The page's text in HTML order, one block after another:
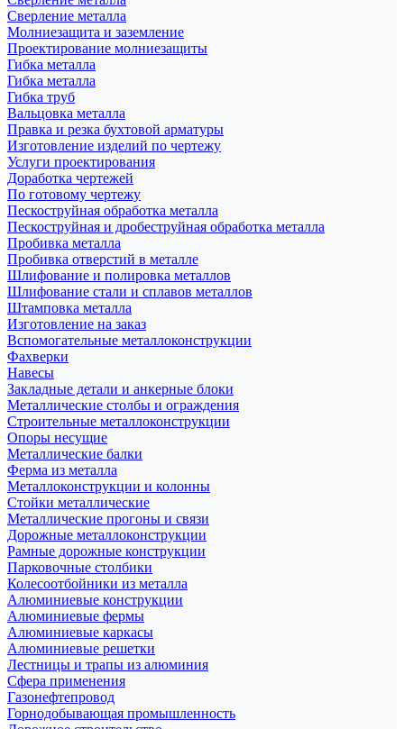
Сверление металла
Молниезащита и заземление
Проектирование молниезащиты
Гибка металла
Гибка металла
Гибка труб
Вальцовка металла
Правка и резка бухтовой арматуры
Изготовление изделий по чертежу
Услуги проектирования
Доработка чертежей
По готовому чертежу
Пескоструйная обработка металла
Пескоструйная и дробеструйная обработка металла
Пробивка металла
Пробивка отверстий в металле
Шлифование и полировка металлов
Шлифование стали и сплавов металлов
Штамповка металла
Изготовление на заказ
Вспомогательные металлоконструкции
Фахверки
Навесы
Закладные детали и анкерные блоки
Металлические столбы и ограждения
Строительные металлоконструкции
Опоры несущие
Металлические балки
Ферма из металла
Металлоконструкции и колонны
Стойки металлические
Металлические прогоны и связи
Дорожные металлоконструкции
Рамные дорожные конструкции
Парковочные столбики
Колесоотбойники из металла
Алюминиевые конструкции
Алюминиевые фермы
Алюминиевые каркасы
Алюминиевые решетки
Лестницы и трапы из алюминия
Сфера применения
Газонефтепровод
Горнодобывающая промышленность